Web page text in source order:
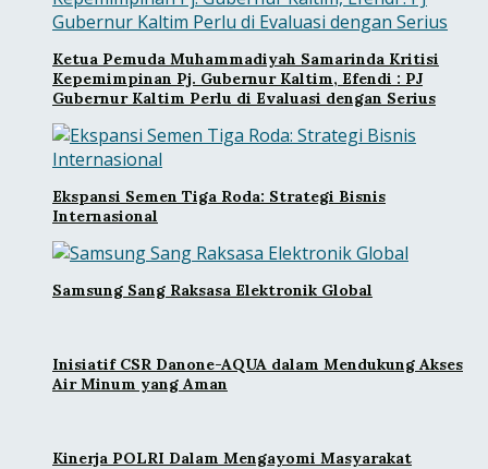
Ketua Pemuda Muhammadiyah Samarinda Kritisi
Kepemimpinan Pj. Gubernur Kaltim, Efendi : PJ
Gubernur Kaltim Perlu di Evaluasi dengan Serius
Ekspansi Semen Tiga Roda: Strategi Bisnis
Internasional
Samsung Sang Raksasa Elektronik Global
Inisiatif CSR Danone-AQUA dalam Mendukung Akses
Air Minum yang Aman
Kinerja POLRI Dalam Mengayomi Masyarakat